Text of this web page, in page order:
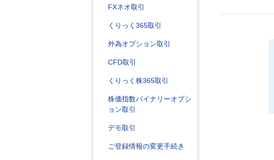
FXネオ取引
くりっく365取引
外為オプション取引
CFD取引
くりっく株365取引
株価指数バイナリーオプシ
ョン取引
デモ取引
ご登録情報の変更手続き